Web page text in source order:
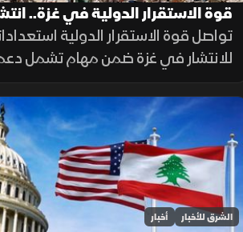
قوة الاستقرار الدولية في غزة..
وتحديات معقدة
تواصل قوة الاستقرار الدولية
للانتشار في غزة ضمن مهام تشمل
إطلاق النار وتأمين المساعدات
المدنية، وسط تحديات سياسية
الشرق للأخبار أخبار